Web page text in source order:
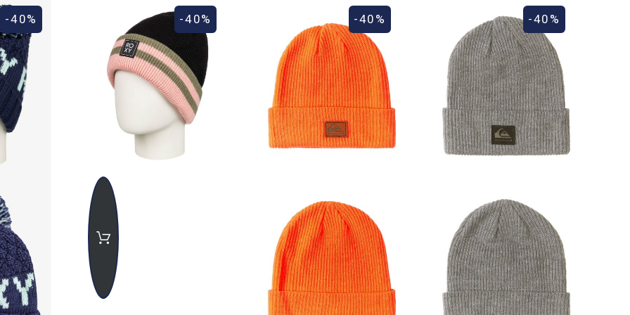
-40% -40% -40% -40%